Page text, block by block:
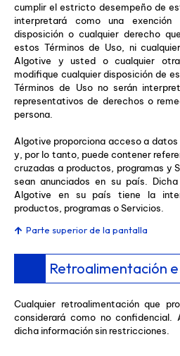
cumplir el estricto desempeño de
interpretará como una
disposición o cualquier derecho
estos Términos de Uso, ni
Algotive y usted o cualquier
modifique cualquier disposición de
Términos de Uso no serán
representativos de derechos o
persona.
Algotive proporciona acceso a
y, por lo tanto, puede contener
cruzadas a productos, programas y
sean anunciados en su país.
Algotive en su país tiene la
productos, programas o Servicios.
Parte superior de la pantalla
Retroalimentación
Cualquier retroalimentación que
considerará como no confidencial.
dicha información sin restricciones.